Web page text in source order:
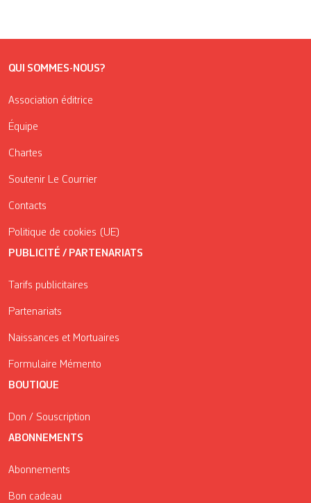
QUI SOMMES-NOUS?
Association éditrice
Équipe
Chartes
Soutenir Le Courrier
Contacts
Politique de cookies (UE)
PUBLICITÉ / PARTENARIATS
Tarifs publicitaires
Partenariats
Naissances et Mortuaires
Formulaire Mémento
BOUTIQUE
Don / Souscription
ABONNEMENTS
Abonnements
Bon cadeau